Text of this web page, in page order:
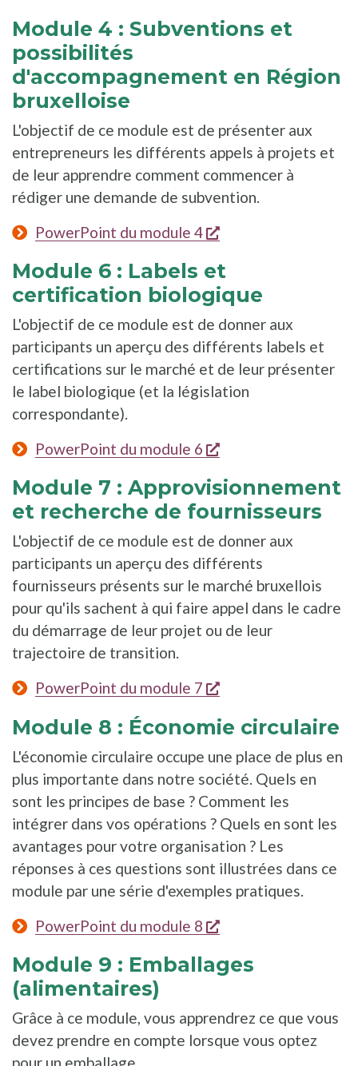
Module 4 : Subventions et
possibilités
d'accompagnement en Région
bruxelloise
L'objectif de ce module est de présenter aux
entrepreneurs les différents appels à projets et
de leur apprendre comment commencer à
rédiger une demande de subvention.
PowerPoint du module 4
s'ouvre dans une
Module 6 : Labels et
certification biologique
L'objectif de ce module est de donner aux
participants un aperçu des différents labels et
certifications sur le marché et de leur présenter
le label biologique (et la législation
correspondante).
PowerPoint du module 6
s'ouvre dans une
Module 7 : Approvisionnement
et recherche de fournisseurs
L'objectif de ce module est de donner aux
participants un aperçu des différents
fournisseurs présents sur le marché bruxellois
pour qu'ils sachent à qui faire appel dans le cadre
du démarrage de leur projet ou de leur
trajectoire de transition.
PowerPoint du module 7
s'ouvre dans une
Module 8 : Économie circulaire
L'économie circulaire occupe une place de plus en
plus importante dans notre société. Quels en
sont les principes de base ? Comment les
intégrer dans vos opérations ? Quels en sont les
avantages pour votre organisation ? Les
réponses à ces questions sont illustrées dans ce
module par une série d'exemples pratiques.
PowerPoint du module 8
s'ouvre dans une
Module 9 : Emballages
(alimentaires)
Grâce à ce module, vous apprendrez ce que vous
devez prendre en compte lorsque vous optez